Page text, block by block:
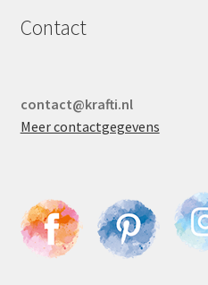
Contact
contact@krafti.nl
Meer contactgegevens